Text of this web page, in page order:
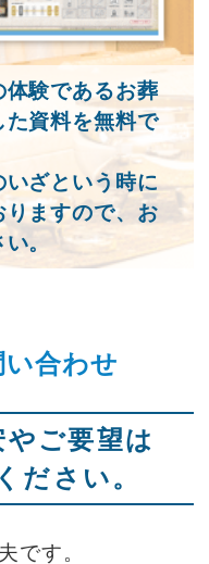
体験であるお葬
資料を無料で
いざという時に
りますので、お
。
合わせ
ご要望は
ださい。
です。